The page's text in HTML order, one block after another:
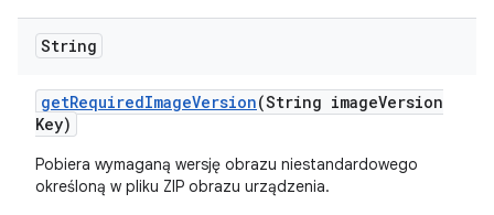
String
getRequiredImageVersion(String imageVersion
Key)
Pobiera wymaganą wersję obrazu niestandardowego
określoną w pliku ZIP obrazu urządzenia.